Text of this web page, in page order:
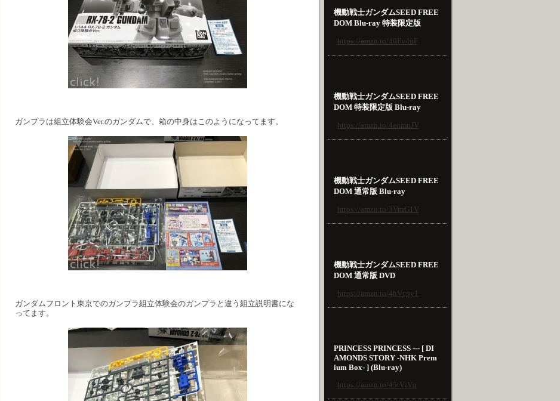
ガンプラは組立体験会Ver.のガンダムで、箱の中身はこのようになってます。
ガンダムフロント東京でのガンプラ組立体験会のガンプラと違う組立説明書にな
ってます。
機動戦士ガンダムSEED FREE
DOM Blu-ray 特装限定版
https://amzn.to/40Fv4uF
機動戦士ガンダムSEED FREE
DOM 特装限定版 Blu-ray
https://amzn.to/4eomnJV
機動戦士ガンダムSEED FREE
DOM 通常版 Blu-ray
https://amzn.to/3VrnG1V
機動戦士ガンダムSEED FREE
DOM 通常版 DVD
https://amzn.to/4bVcpy1
PRINCESS PRINCESS --- [ DI
AMONDS STORY -NHK Prem
ium Box- ] (Blu-ray)
https://amzn.to/45tVjVq